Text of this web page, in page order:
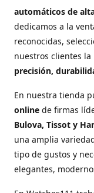
automáticos de
dedicamos a la
reconocidas,
nuestros clientes
precisión,
En nuestra tienda
online de firmas
Bulova, Tissot y
una amplia
tipo de gustos y
elegantes,